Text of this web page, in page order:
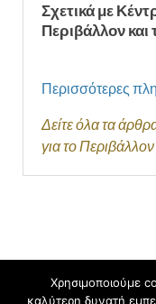
Σχετικά με
Περιβάλλον
Περισσότερες
Δείτε όλα τα
για το
Πνευματικά
Χρησιμοποιούμε
καλύτερη δυνατή